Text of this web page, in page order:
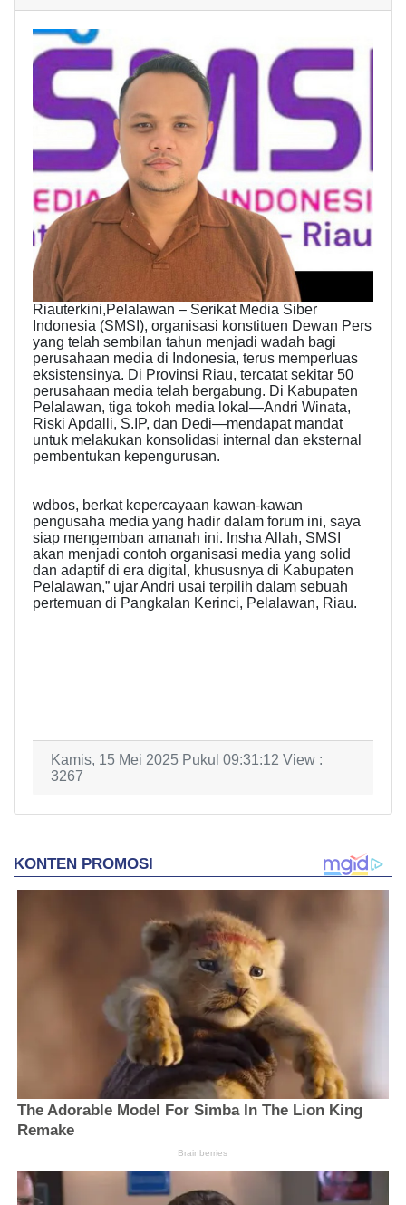
Riauterkini,Pelalawan – Serikat Media Siber
Indonesia (SMSI), organisasi konstituen Dewan Pers
yang telah sembilan tahun menjadi wadah bagi
perusahaan media di Indonesia, terus memperluas
eksistensinya. Di Provinsi Riau, tercatat sekitar 50
perusahaan media telah bergabung. Di Kabupaten
Pelalawan, tiga tokoh media lokal—Andri Winata,
Riski Apdalli, S.IP, dan Dedi—mendapat mandat
untuk melakukan konsolidasi internal dan eksternal
pembentukan kepengurusan.
wdbos, berkat kepercayaan kawan-kawan
pengusaha media yang hadir dalam forum ini, saya
siap mengemban amanah ini. Insha Allah, SMSI
akan menjadi contoh organisasi media yang solid
dan adaptif di era digital, khususnya di Kabupaten
Pelalawan,” ujar Andri usai terpilih dalam sebuah
pertemuan di Pangkalan Kerinci, Pelalawan, Riau.
Kamis, 15 Mei 2025 Pukul 09:31:12 View :
3267